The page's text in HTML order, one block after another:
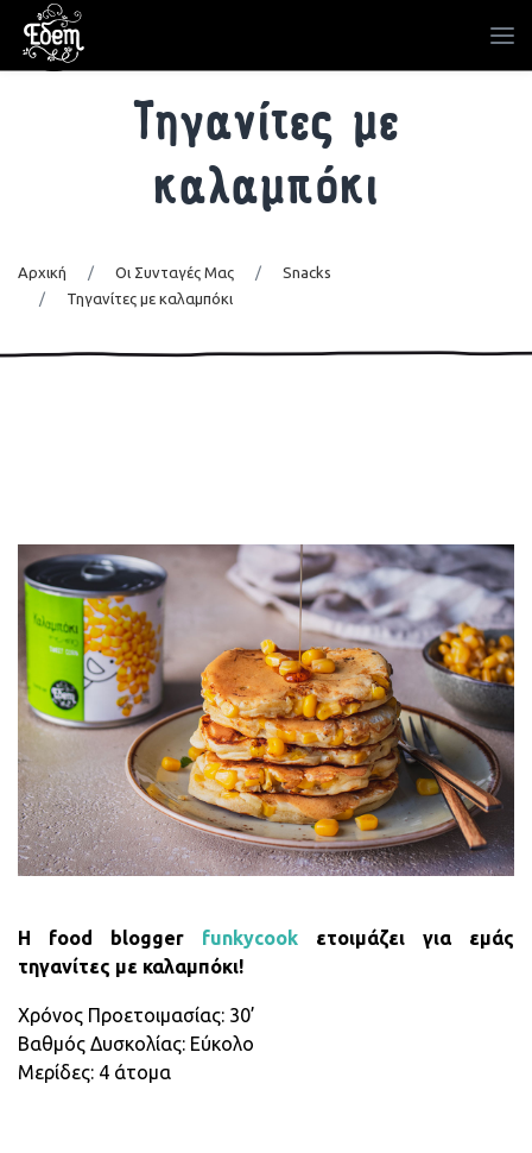
Τηγανίτες με
καλαμπόκι
Αρχική / Οι Συνταγές Μας /
Snacks
/
Τηγανίτες με καλαμπόκι
H food blogger funkycook ετοιμάζει για εμάς
τηγανίτες με καλαμπόκι!
Χρόνος Προετοιμασίας: 30’
Βαθμός Δυσκολίας: Εύκολο
Μερίδες: 4 άτομα